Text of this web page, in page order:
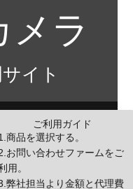
メラ
イト
ご利用ガイド
商品を選択する。
お問い合わせファームをご
用。
弊社担当より金額と代理費